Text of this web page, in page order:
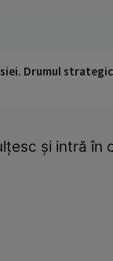
Drumul
şi intră în